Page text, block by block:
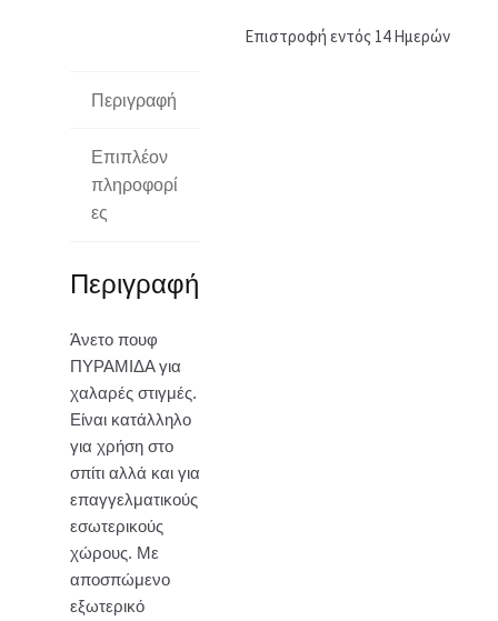
Επιστροφή εντός 14 Ημερών
Περιγραφή
Επιπλέον
πληροφορί
ες
Περιγραφή
Άνετο πουφ
ΠΥΡΑΜΙΔΑ για
χαλαρές στιγμές.
Είναι κατάλληλο
για χρήση στο
σπίτι αλλά και για
επαγγελματικούς
εσωτερικούς
χώρους. Με
αποσπώμενο
εξωτερικό